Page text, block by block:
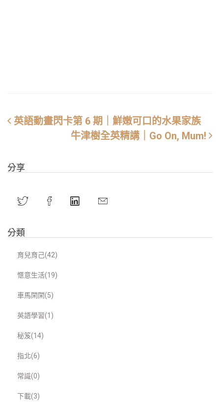
英語動畫閃卡第 6 期｜鮮嫩可口的水果家族
牛津樹全英精講｜Go On, Mum!
分享
分類
育兒育己(42)
愜意生活(19)
車馬閑閑(5)
英語學習(1)
秘笈(14)
指北(6)
常識(0)
下載(3)